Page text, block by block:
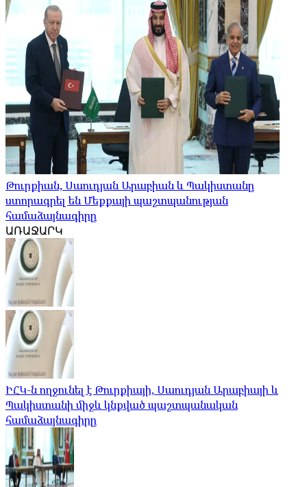
Թուրքիան, Սաուդյան Արաբիան և Պակիստանը
ստորագրել են Մեքքայի պաշտպանության
համաձայնագիրը
ԱՌԱՋԱՐԿ
ԻՀԿ-ն ողջունել է Թուրքիայի, Սաուդյան Արաբիայի և
Պակիստանի միջև կնքված պաշտպանական
համաձայնագիրը